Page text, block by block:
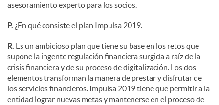
asesoramiento experto para los socios.
P. ¿En qué consiste el plan Impulsa 2019.
R. Es un ambicioso plan que tiene su base en los retos que
supone la ingente regulación financiera surgida a raíz de la
crisis financiera y de su proceso de digitalización. Los dos
elementos transforman la manera de prestar y disfrutar de
los servicios financieros. Impulsa 2019 tiene que permitir a la
entidad lograr nuevas metas y mantenerse en el proceso de